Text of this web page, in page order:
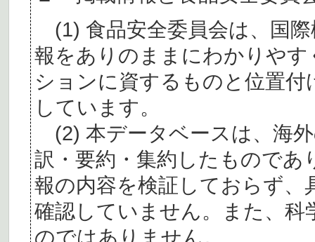
(1) 食品安全委員会は、国
報をありのままにわかりや
ションに資するものと位置
しています。
(2) 本データベースは、海
訳・要約・集約したものであ
報の内容を検証しておらず、
確認していません。また、
のではありません。